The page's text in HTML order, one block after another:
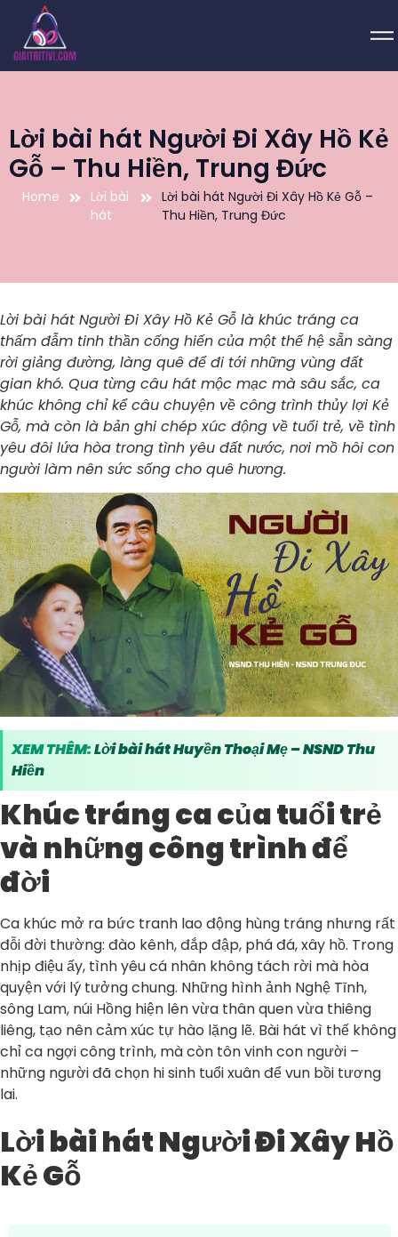
Lời bài hát Người Đi Xây Hồ Kẻ
Gỗ – Thu Hiền, Trung Đức
Home
Lời bài
hát
Lời bài hát Người Đi Xây Hồ Kẻ Gỗ –
Thu Hiền, Trung Đức
Lời bài hát Người Đi Xây Hồ Kẻ Gỗ là khúc tráng ca
thấm đẫm tinh thần cống hiến của một thế hệ sẵn sàng
rời giảng đường, làng quê để đi tới những vùng đất
gian khó. Qua từng câu hát mộc mạc mà sâu sắc, ca
khúc không chỉ kể câu chuyện về công trình thủy lợi Kẻ
Gỗ, mà còn là bản ghi chép xúc động về tuổi trẻ, về tình
yêu đôi lứa hòa trong tình yêu đất nước, nơi mồ hôi con
người làm nên sức sống cho quê hương.
XEM THÊM:Lời bài hát Huyền Thoại Mẹ – NSND Thu
Hiền
Khúc tráng ca của tuổi trẻ
và những công trình để
đời
Ca khúc mở ra bức tranh lao động hùng tráng nhưng rất
đỗi đời thường: đào kênh, đắp đập, phá đá, xây hồ. Trong
nhịp điệu ấy, tình yêu cá nhân không tách rời mà hòa
quyện với lý tưởng chung. Những hình ảnh Nghệ Tĩnh,
sông Lam, núi Hồng hiện lên vừa thân quen vừa thiêng
liêng, tạo nên cảm xúc tự hào lặng lẽ. Bài hát vì thế không
chỉ ca ngợi công trình, mà còn tôn vinh con người –
những người đã chọn hi sinh tuổi xuân để vun bồi tương
lai.
Lời bài hát Người Đi Xây Hồ
Kẻ Gỗ